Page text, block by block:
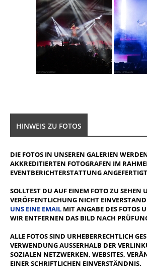
HINWEIS ZU FOTOS
DIE FOTOS IN UNSEREN GALERIEN
AKKREDITIERTEN FOTOGRAFEN IM
EVENTBERICHTERSTATTUNG
SOLLTEST DU AUF EINEM FOTO ZU SEHEN
VERÖFFENTLICHUNG NICHT
UNS EINE EMAIL MIT ANGABE DES FOTOS
WIR ENTFERNEN DAS BILD NACH
ALLE FOTOS SIND URHEBERRECHTLICH
VERWENDUNG AUSSERHALB DER
OZIALEN NETZWERKEN, WEBSITES,
INER SCHRIFTLICHEN EINVERSTÄNDNIS.